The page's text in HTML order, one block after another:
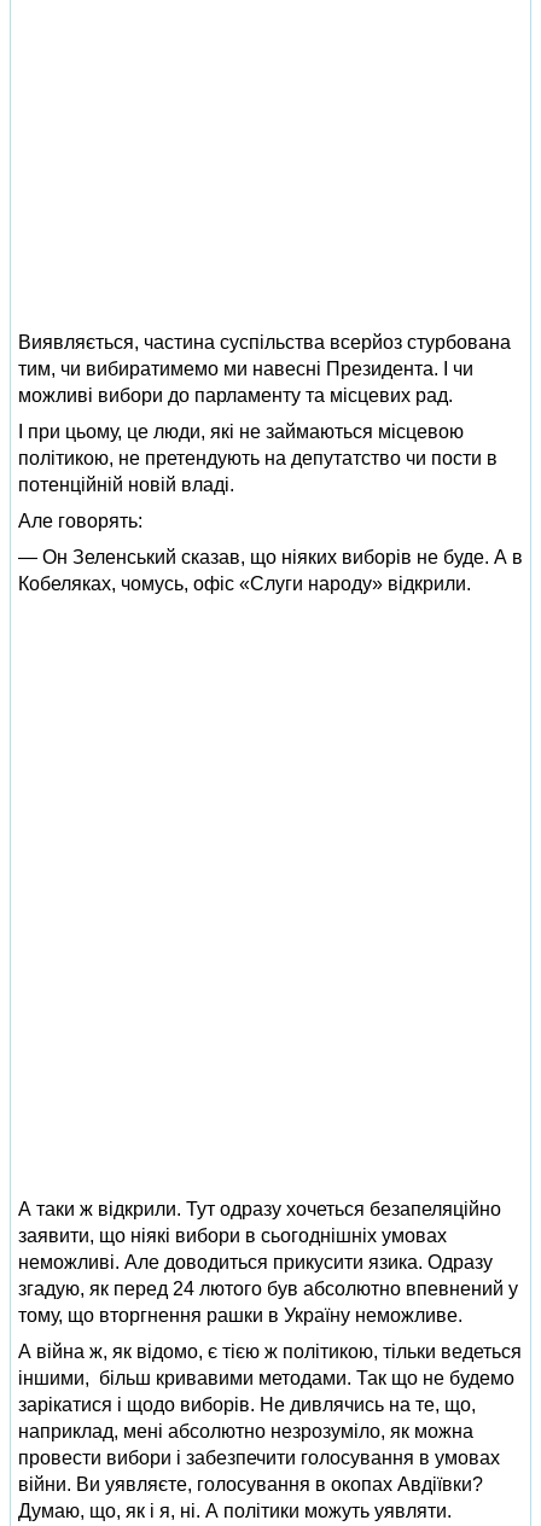
Виявляється, частина суспільства всерйоз стурбована
тим, чи вибиратимемо ми навесні Президента. І чи
можливі вибори до парламенту та місцевих рад.
І при цьому, це люди, які не займаються місцевою
політикою, не претендують на депутатство чи пости в
потенційній новій владі.
Але говорять:
— Он Зеленський сказав, що ніяких виборів не буде. А в
Кобеляках, чомусь, офіс «Слуги народу» відкрили.
А таки ж відкрили. Тут одразу хочеться безапеляційно
заявити, що ніякі вибори в сьогоднішніх умовах
неможливі. Але доводиться прикусити язика. Одразу
згадую, як перед 24 лютого був абсолютно впевнений у
тому, що вторгнення рашки в Україну неможливе.
А війна ж, як відомо, є тією ж політикою, тільки ведеться
іншими, більш кривавими методами. Так що не будемо
зарікатися і щодо виборів. Не дивлячись на те, що,
наприклад, мені абсолютно незрозуміло, як можна
провести вибори і забезпечити голосування в умовах
війни. Ви уявляєте, голосування в окопах Авдіївки?
Думаю, що, як і я, ні. А політики можуть уявляти.